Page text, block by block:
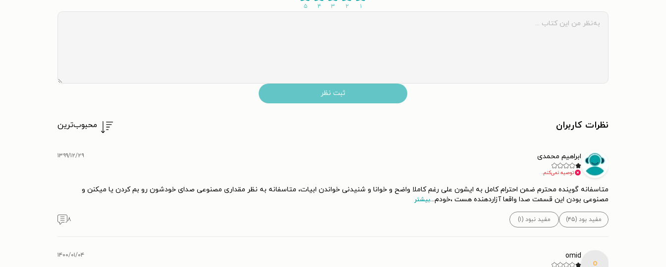
۱ ۲ ۳ ۴ ۵
ثبت نظر
نظرات کاربران محبوب‌ترین
ابراهیم محمدی
توصیه نمی‌کنم.
۱۳۹۹/۱۲/۲۹
متاسفانه گوینده محترم ضمن احترام کامل به ایشون علی رغم کاملا واضح و خوانا و شنیدنی خواندن ابیات، متاسفانه به نظر مقداری مصنوعی صدای خودشون رو بم کردن یا میکنن و
مصنوعی بودن این قسمت صدا واقعا آزاردهنده هست ،خودم...بیشتر
مفید بود (۴۵) مفید نبود (۱) ۸
o
omid ۱۴۰۰/۰۱/۰۴